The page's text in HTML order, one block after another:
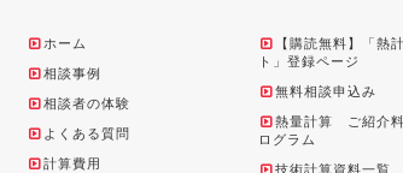
ホーム
相談事例
相談者の体験
よくある質問
計算費用
【購読無料】「熱
ト」登録ページ
無料相談申込み
熱量計算 ご紹介
ログラム
技術計算資料一覧